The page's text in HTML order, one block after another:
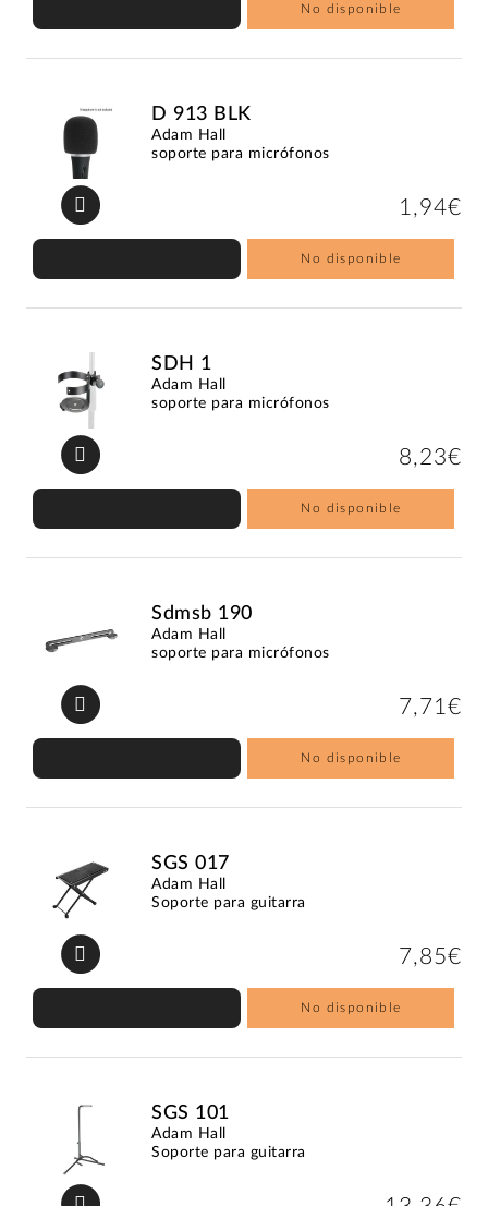
No disponible
D 913 BLK
Adam Hall
soporte para micrófonos
1,94€
No disponible
SDH 1
Adam Hall
soporte para micrófonos
8,23€
No disponible
Sdmsb 190
Adam Hall
soporte para micrófonos
7,71€
No disponible
SGS 017
Adam Hall
Soporte para guitarra
7,85€
No disponible
SGS 101
Adam Hall
Soporte para guitarra